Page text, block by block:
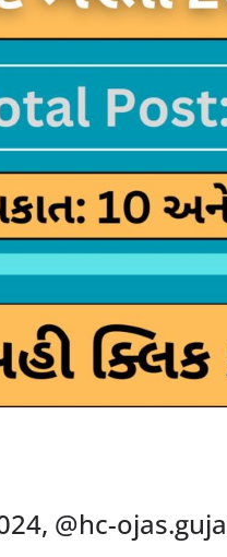
@hc-